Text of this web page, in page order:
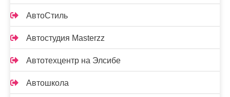
АвтоСтиль
Автостудия Masterzz
Автотехцентр на Элсибе
Автошкола